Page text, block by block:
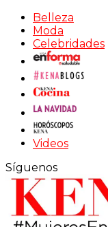
Belleza
Moda
Celebridades
Videos
Síguenos